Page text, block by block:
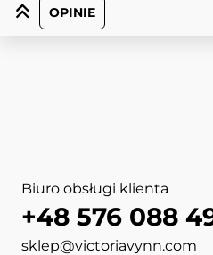
OPINIE
Biuro obsługi klienta
+48 576 088
sklep@victoriavynn.com